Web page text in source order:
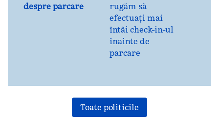
despre parcare
rugăm să
efectuați mai
întâi check-in-ul
înainte de
parcare
Toate politicile